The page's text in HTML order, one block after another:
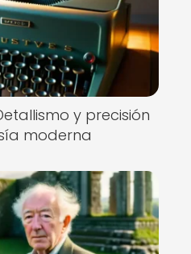
y precisión
moderna